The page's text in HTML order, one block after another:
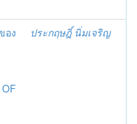
อง
ประกฤษฎิ์ นิ่มเจริญ